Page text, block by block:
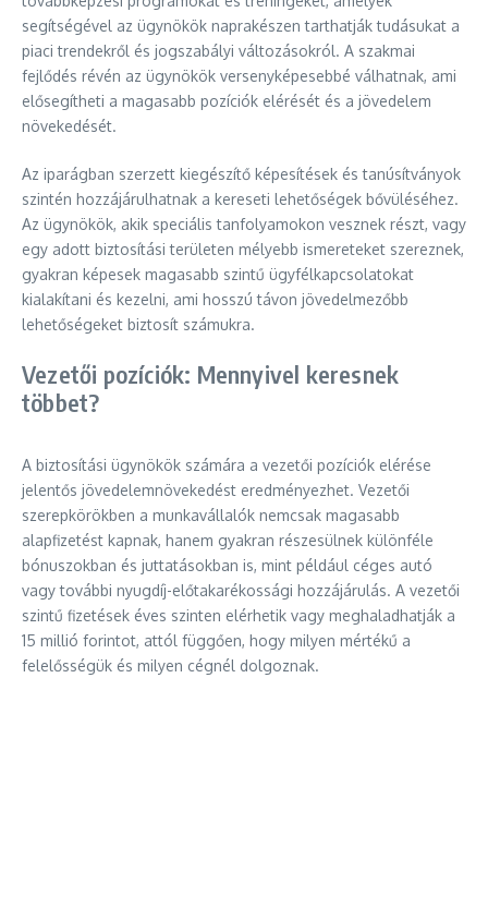
segítségével az ügynökök naprakészen tarthatják tudásukat a
piaci trendekről és jogszabályi változásokról. A szakmai
fejlődés révén az ügynökök versenyképesebbé válhatnak, ami
elősegítheti a magasabb pozíciók elérését és a jövedelem
növekedését.
Az iparágban szerzett kiegészítő képesítések és tanúsítványok
szintén hozzájárulhatnak a kereseti lehetőségek bővüléséhez.
Az ügynökök, akik speciális tanfolyamokon vesznek részt, vagy
egy adott biztosítási területen mélyebb ismereteket szereznek,
gyakran képesek magasabb szintű ügyfélkapcsolatokat
kialakítani és kezelni, ami hosszú távon jövedelmezőbb
lehetőségeket biztosít számukra.
Vezetői pozíciók: Mennyivel keresnek
többet?
A biztosítási ügynökök számára a vezetői pozíciók elérése
jelentős jövedelemnövekedést eredményezhet. Vezetői
szerepkörökben a munkavállalók nemcsak magasabb
alapfizetést kapnak, hanem gyakran részesülnek különféle
bónuszokban és juttatásokban is, mint például céges autó
vagy további nyugdíj-előtakarékossági hozzájárulás. A vezetői
szintű fizetések éves szinten elérhetik vagy meghaladhatják a
15 millió forintot, attól függően, hogy milyen mértékű a
felelősségük és milyen cégnél dolgoznak.